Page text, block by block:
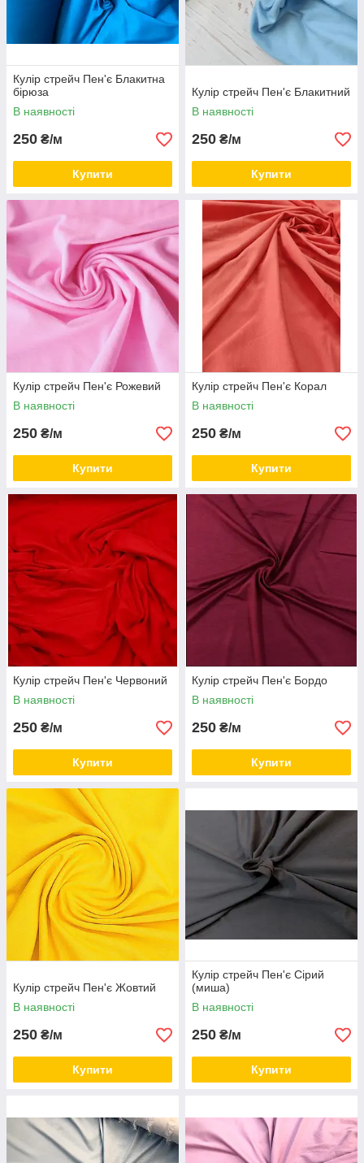
Кулір стрейч Пен'є Блакитна
бірюза
В наявності
250 ₴/м
Купити
Кулір стрейч Пен'є Блакитний
В наявності
250 ₴/м
Купити
Кулір стрейч Пен'є Рожевий
В наявності
250 ₴/м
Купити
Кулір стрейч Пен'є Корал
В наявності
250 ₴/м
Купити
Кулір стрейч Пен'є Червоний
В наявності
250 ₴/м
Купити
Кулір стрейч Пен'є Бордо
В наявності
250 ₴/м
Купити
Кулір стрейч Пен'є Жовтий
В наявності
250 ₴/м
Купити
Кулір стрейч Пен'є Сірий
(миша)
В наявності
250 ₴/м
Купити